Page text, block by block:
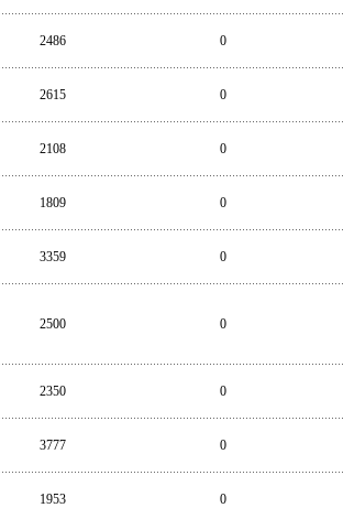
2486 0
2615 0
2108 0
1809 0
3359 0
2500 0
2350 0
3777 0
1953 0